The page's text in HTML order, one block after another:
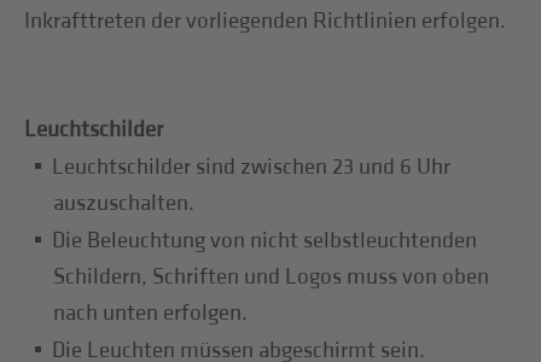
Inkrafttreten der vorliegenden Richtlinien erfolgen.
Leuchtschilder
Leuchtschilder sind zwischen 23 und 6 Uhr
auszuschalten.
Die Beleuchtung von nicht selbstleuchtenden
Schildern, Schriften und Logos muss von oben
nach unten erfolgen.
Die Leuchten müssen abgeschirmt sein.